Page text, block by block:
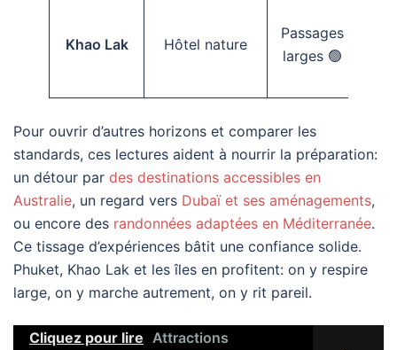
Khao Lak Hôtel nature
Passages
larges 🟢
Pour ouvrir d’autres horizons et comparer les
standards, ces lectures aident à nourrir la préparation:
un détour par des destinations accessibles en
Australie, un regard vers Dubaï et ses aménagements,
ou encore des randonnées adaptées en Méditerranée.
Ce tissage d’expériences bâtit une confiance solide.
Phuket, Khao Lak et les îles en profitent: on y respire
large, on y marche autrement, on y rit pareil.
Cliquez pour lire Attractions